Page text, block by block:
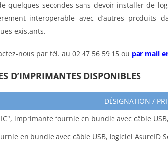
quelques secondes sans devoir installer de
interopérable avec d’autres produits
existants.
nous par tél. au 02 47 56 59 15 ou par mail
D’IMPRIMANTES DISPONIBLES
DÉSIGNATION /
imprimante fournie en bundle avec câble
en bundle avec câble USB, logiciel AsureID